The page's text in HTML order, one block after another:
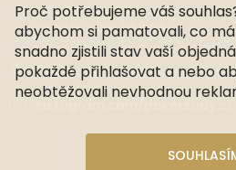
Proč potřebujeme váš
abychom si pamatovali, co
snadno zjistili stav vaší
pokaždé přihlašovat a nebo
neobtěžovali nevhodnou
info@pokersady.cz
napište nám kdykoliv
facebook.com/pokersady.cz